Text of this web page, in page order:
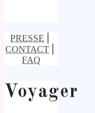
PRESSE
CONTACT
FAQ
Voyager